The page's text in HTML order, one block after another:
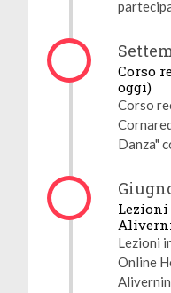
Corso
oggi)
Corso
Danza"
Lezioni
Online